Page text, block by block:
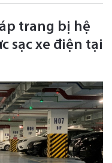
trang bị hệ
sạc xe điện tại